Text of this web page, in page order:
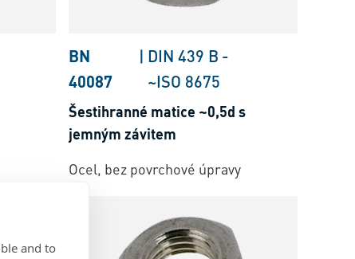
and to
BN
40087
| DIN 439 B -
~ISO 8675
Šestihranné matice ~0,5d s
jemným závitem
Ocel, bez povrchové úpravy